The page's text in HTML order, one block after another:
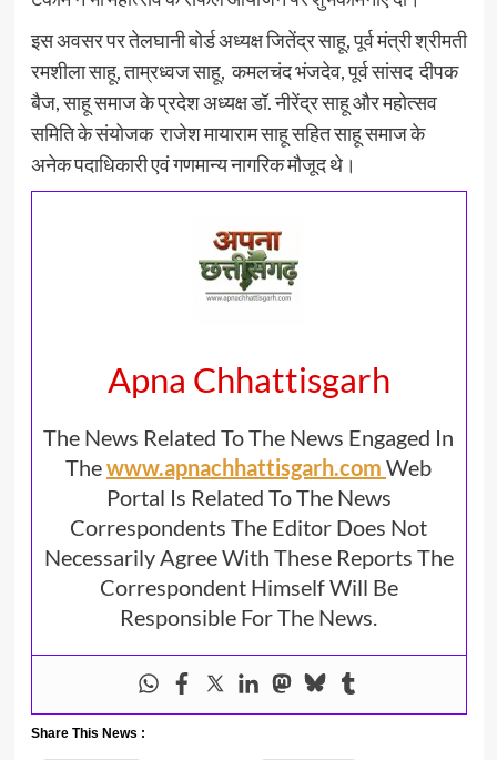
इस अवसर पर तेलघानी बोर्ड अध्यक्ष जितेंद्र साहू, पूर्व मंत्री श्रीमती
रमशीला साहू, ताम्रध्वज साहू, कमलचंद भंजदेव, पूर्व सांसद दीपक
बैज, साहू समाज के प्रदेश अध्यक्ष डॉ. नीरेंद्र साहू और महोत्सव
समिति के संयोजक राजेश मायाराम साहू सहित साहू समाज के
अनेक पदाधिकारी एवं गणमान्य नागरिक मौजूद थे।
Apna Chhattisgarh
The News Related To The News Engaged In
Thewww.apnachhattisgarh.com Web
Portal Is Related To The News
Correspondents The Editor Does Not
Necessarily Agree With These Reports The
Correspondent Himself Will Be
Responsible For The News.
Share This News :